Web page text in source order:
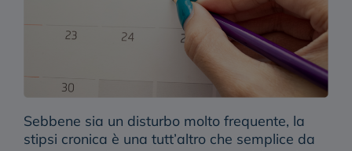
Sebbene sia un disturbo molto frequente, la
stipsi cronica è una tutt’altro che semplice da